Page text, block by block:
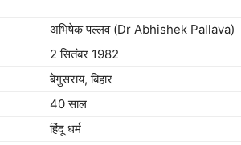
अभिषेक पल्लव (Dr Abhishek Pallava)
2 सितंबर 1982
बेगुसराय, बिहार
40 साल
हिंदू धर्म